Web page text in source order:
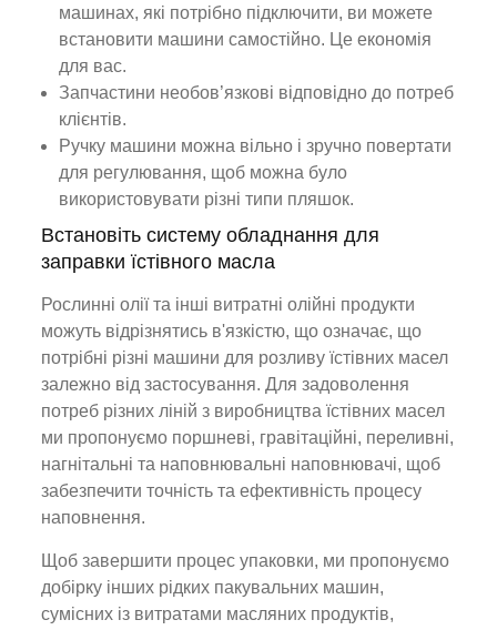
машинах, які потрібно підключити, ви можете
встановити машини самостійно. Це економія
для вас.
Запчастини необов’язкові відповідно до потреб
клієнтів.
Ручку машини можна вільно і зручно повертати
для регулювання, щоб можна було
використовувати різні типи пляшок.
Встановіть систему обладнання для
заправки їстівного масла
Рослинні олії та інші витратні олійні продукти
можуть відрізнятись в'язкістю, що означає, що
потрібні різні машини для розливу їстівних масел
залежно від застосування. Для задоволення
потреб різних ліній з виробництва їстівних масел
ми пропонуємо поршневі, гравітаційні, переливні,
нагнітальні та наповнювальні наповнювачі, щоб
забезпечити точність та ефективність процесу
наповнення.
Щоб завершити процес упаковки, ми пропонуємо
добірку інших рідких пакувальних машин,
сумісних із витратами масляних продуктів,